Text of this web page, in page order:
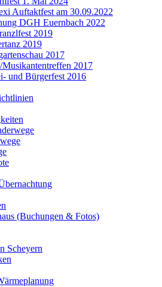
Auftaktfest am 30.09.2022
DGH Euernbach 2022
2019
2019
2017
Musikantentreffen 2017
und Bürgerfest 2016
(Buchungen & Fotos)
Scheyern